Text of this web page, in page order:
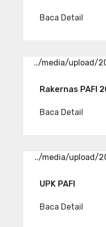
Baca Detail
../media/upload/
Rakernas PAFI
Baca Detail
../media/upload/
UPK PAFI
Baca Detail